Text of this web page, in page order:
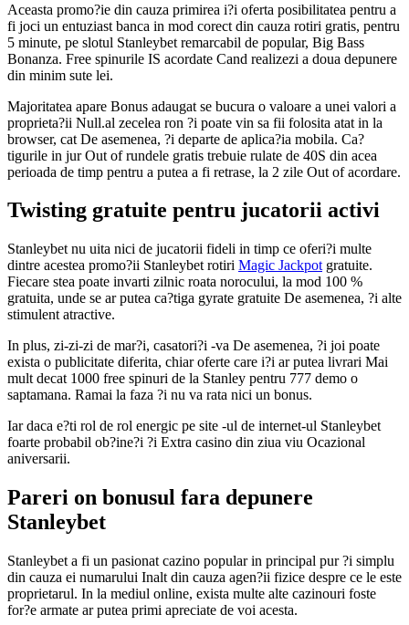
Aceasta promo?ie din cauza primirea i?i oferta posibilitatea pentru a
fi joci un entuziast banca in mod corect din cauza rotiri gratis, pentru
5 minute, pe slotul Stanleybet remarcabil de popular, Big Bass
Bonanza. Free spinurile IS acordate Cand realizezi a doua depunere
din minim sute lei.
Majoritatea apare Bonus adaugat se bucura o valoare a unei valori a
proprieta?ii Null.al zecelea ron ?i poate vin sa fii folosita atat in la
browser, cat De asemenea, ?i departe de aplica?ia mobila. Ca?
tigurile in jur Out of rundele gratis trebuie rulate de 40S din acea
perioada de timp pentru a putea a fi retrase, la 2 zile Out of acordare.
Twisting gratuite pentru jucatorii activi
Stanleybet nu uita nici de jucatorii fideli in timp ce oferi?i multe
dintre acestea promo?ii Stanleybet rotiri Magic Jackpot gratuite.
Fiecare stea poate invarti zilnic roata norocului, la mod 100 %
gratuita, unde se ar putea ca?tiga gyrate gratuite De asemenea, ?i alte
stimulent atractive.
In plus, zi-zi-zi de mar?i, casatori?i -va De asemenea, ?i joi poate
exista o publicitate diferita, chiar oferte care i?i ar putea livrari Mai
mult decat 1000 free spinuri de la Stanley pentru 777 demo o
saptamana. Ramai la faza ?i nu va rata nici un bonus.
Iar daca e?ti rol de rol energic pe site -ul de internet-ul Stanleybet
foarte probabil ob?ine?i ?i Extra casino din ziua viu Ocazional
aniversarii.
Pareri on bonusul fara depunere
Stanleybet
Stanleybet a fi un pasionat cazino popular in principal pur ?i simplu
din cauza ei numarului Inalt din cauza agen?ii fizice despre ce le este
proprietarul. In la mediul online, exista multe alte cazinouri foste
for?e armate ar putea primi apreciate de voi acesta.